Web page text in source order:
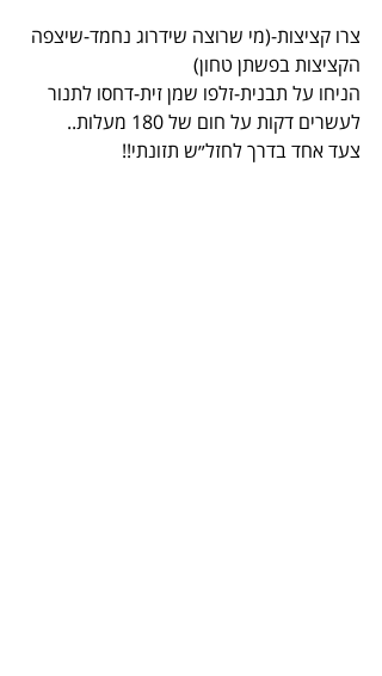
צרו קציצות-(מי שרוצה שידרוג נחמד-שיצפה
הקציצות בפשתן טחון)
הניחו על תבנית-זלפו שמן זית-דחסו לתנור
לעשרים דקות על חום של 180 מעלות..
צעד אחד בדרך לחזל״ש תזונתי!!